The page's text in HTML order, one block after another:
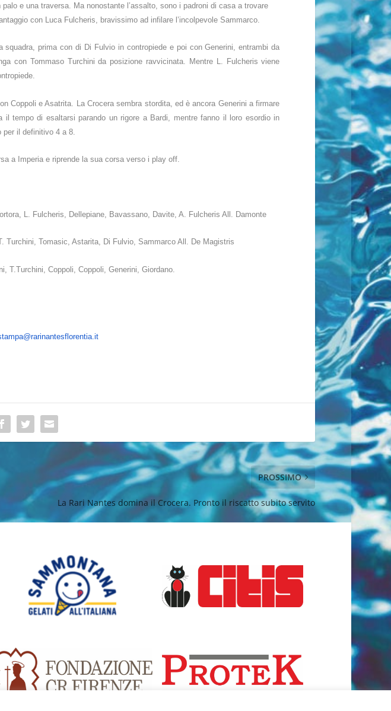
e una traversa. Ma nonostante l’assalto, sono i padroni di casa a trovare
con Luca Fulcheris, bravissimo ad infilare l’incolpevole Sammarco.
prima con di Di Fulvio in contropiede e poi con Generini, entrambi da
con Tommaso Turchini da posizione ravvicinata. Mentre L. Fulcheris viene
Coppoli e Asatrita. La Crocera sembra stordita, ed è ancora Generini a firmare
tempo di esaltarsi parando un rigore a Bardi, mentre fanno il loro esordio in
il definitivo 4 a 8.
a Imperia e riprende la sua corsa verso i play off.
L. Fulcheris, Dellepiane, Bavassano, Davite, A. Fulcheris All. Damonte
Turchini, Tomasic, Astarita, Di Fulvio, Sammarco All. De Magistris
T.Turchini, Coppoli, Coppoli, Generini, Giordano.
PROSSIMO
La Rari Nantes domina il Crocera. Pronto il riscatto subito servito